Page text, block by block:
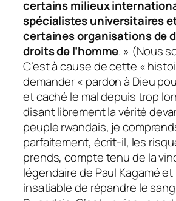
certains milieux
spécialistes universitaires
certaines organisations de
droits de l’homme. » (Nous
C’est à cause de cette «
demander « pardon à Dieu
et caché le mal depuis trop
disant librement la vérité
peuple rwandais, je
parfaitement, écrit-il, les
prends, compte tenu de la
légendaire de Paul Kagamé
insatiable de répandre le